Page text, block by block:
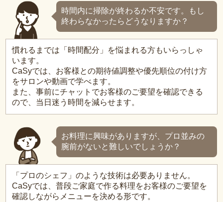
時間内に掃除が終わるか不安です。もし
終わらなかったらどうなりますか？
慣れるまでは「時間配分」を悩まれる方もいらっしゃ
います。
CaSyでは、お客様との期待値調整や優先順位の付け方
をサロンや動画で学べます。
また、事前にチャットでお客様のご要望を確認できる
ので、当日迷う時間を減らせます。
お料理に興味がありますが、プロ並みの
腕前がないと難しいでしょうか？
「プロのシェフ」のような技術は必要ありません。
CaSyでは、普段ご家庭で作る料理をお客様のご要望を
確認しながらメニューを決める形です。